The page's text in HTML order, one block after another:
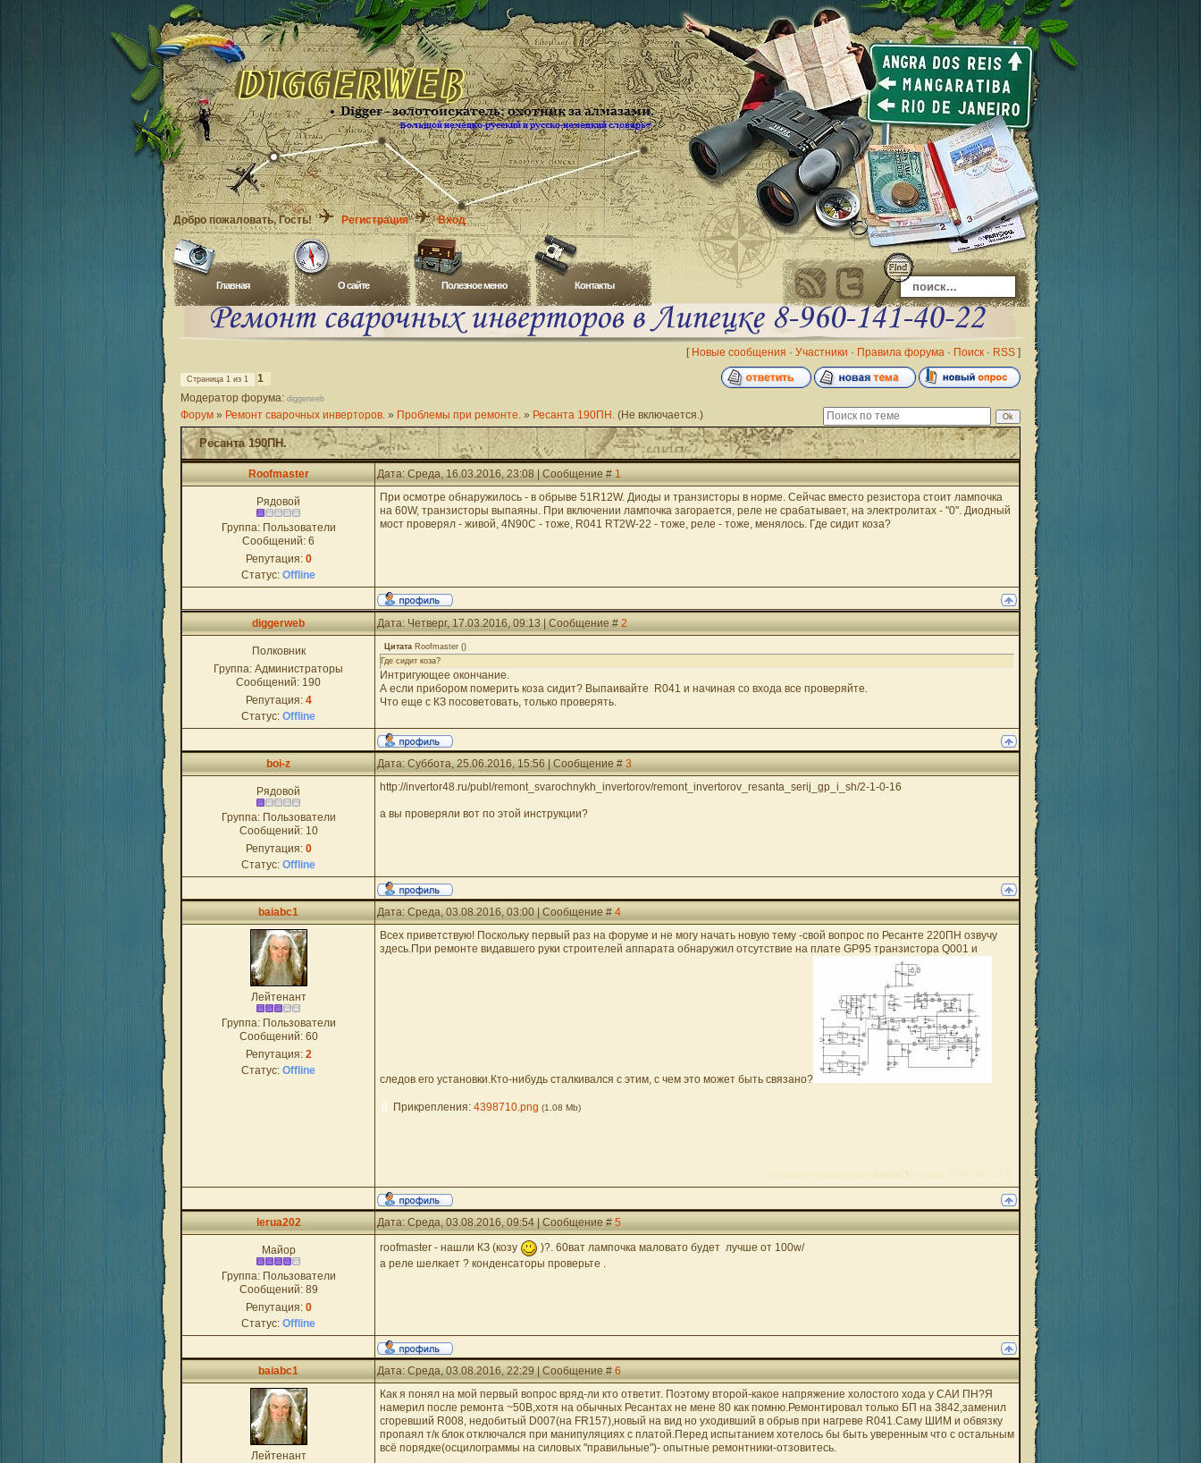
Добро пожаловать, Гость! Регистрация Вход
Главная O сайте Полезное меню Контакты
[ Новые сообщения · Участники · Правила форума · Поиск · RSS ]
Страница 1 из 1
1
Модератор форума: diggerweb
Форум » Ремонт сварочных инверторов. » Проблемы при ремонте. » Ресанта 190ПН. (Не включается.)
Ресанта 190ПН.
Roofmaster Дата: Среда, 16.03.2016, 23:08 | Сообщение #1
Рядовой
Группа: Пользователи
Сообщений: 6
Репутация: 0
Статус: Offline
При осмотре обнаружилось - в обрыве 51R12W. Диоды и транзисторы в норме. Сейчас вместо резистора стоит лампочка
на 60W, транзисторы выпаяны. При включении лампочка загорается, реле не срабатывает, на электролитах - "0". Диодный
мост проверял - живой, 4N90C - тоже, R041 RT2W-22 - тоже, реле - тоже, менялось. Где сидит коза?
diggerweb Дата: Четверг, 17.03.2016, 09:13 | Сообщение #2
Полковник
Группа: Администраторы
Сообщений: 190
Репутация: 4
Статус: Offline
Цитата Roofmaster ()
Где сидит коза?
Интригующее окончание.
А если прибором померить коза сидит? Выпаивайте R041 и начиная со входа все проверяйте.
Что еще с КЗ посоветовать, только проверять.
boi-z Дата: Суббота, 25.06.2016, 15:56 | Сообщение #3
Рядовой
Группа: Пользователи
Сообщений: 10
Репутация: 0
Статус: Offline
http://invertor48.ru/publ/remont_svarochnykh_invertorov/remont_invertorov_resanta_serij_gp_i_sh/2-1-0-16
а вы проверяли вот по этой инструкции?
baiabc1 Дата: Среда, 03.08.2016, 03:00 | Сообщение #4
Лейтенант
Группа: Пользователи
Сообщений: 60
Репутация: 2
Статус: Offline
Всех приветствую! Поскольку первый раз на форуме и не могу начать новую тему -свой вопрос по Ресанте 220ПН озвучу
здесь.При ремонте видавшего руки строителей аппарата обнаружил отсутствие на плате GP95 транзистора Q001 и
следов его установки.Кто-нибудь сталкивался с этим, с чем это может быть связано?
Прикрепления: 4398710.png (1.08 Mb)
lerua202 Дата: Среда, 03.08.2016, 09:54 | Сообщение #5
Майор
Группа: Пользователи
Сообщений: 89
Репутация: 0
Статус: Offline
roofmaster - нашли КЗ (козу
)?. 60ват лампочка маловато будет лучше от 100w/
а реле шелкает ? конденсаторы проверьте .
baiabc1 Дата: Среда, 03.08.2016, 22:29 | Сообщение #6
Лейтенант
Как я понял на мой первый вопрос вряд-ли кто ответит. Поэтому второй-какое напряжение холостого хода у САИ ПН?Я
намерил после ремонта ~50В,хотя на обычных Ресантах не мене 80 как помню.Ремонтировал только БП на 3842,заменил
сгоревший R008, недобитый D007(на FR157),новый на вид но уходивший в обрыв при нагреве R041.Саму ШИМ и обвязку
пропаял т/к блок отключался при манипуляциях с платой.Перед испытанием хотелось бы быть уверенным что с остальным
всё порядке(осцилограммы на силовых "правильные")- опытные ремонтники-отзовитесь.